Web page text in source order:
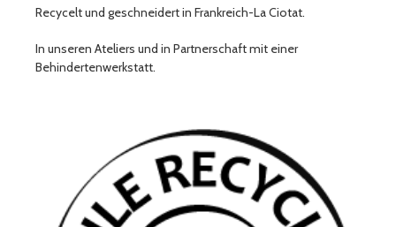
Recycelt und geschneidert in Frankreich-La Ciotat.
In unseren Ateliers und in Partnerschaft mit einer
Behindertenwerkstatt.